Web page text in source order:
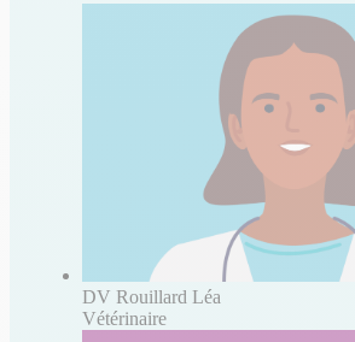
DV Rouillard Léa
Vétérinaire